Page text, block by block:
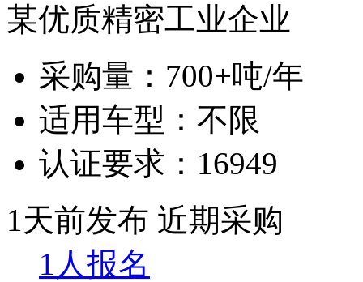
某优质精密工业企业
采购量： 700+吨/年
适用车型： 不限
认证要求： 16949
1天前发布 近期采购
1人报名